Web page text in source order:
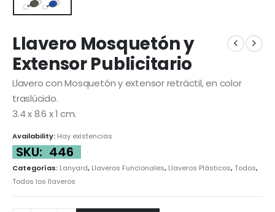
Llavero Mosquetón y
Extensor Publicitario
Llavero con Mosquetón y extensor retráctil, en color
traslúcido.
3.4 x 8.6 x 1 cm.
Availability: Hay existencias
SKU: 446
Categorías: Lanyard, Llaveros Funcionales, Llaveros Plásticos,Todos,
Todos los llaveros